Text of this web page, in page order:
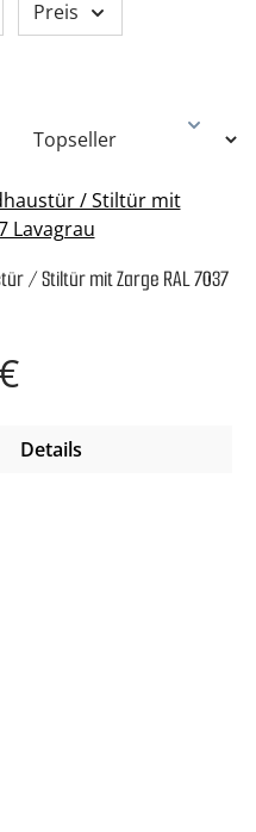
Preis
/ Stiltür mit Zarge RAL 7037
Details